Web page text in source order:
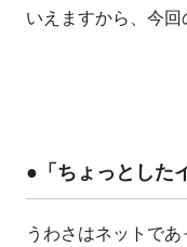
いえますから、今回
●「ちょっとした
うわさはネットで